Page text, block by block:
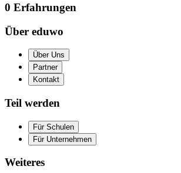
0 Erfahrungen
Über eduwo
Über Uns
Partner
Kontakt
Teil werden
Für Schulen
Für Unternehmen
Weiteres